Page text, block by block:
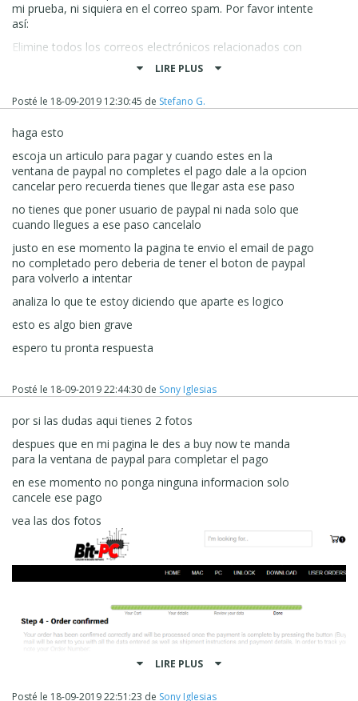
mi prueba, ni siquiera en el correo spam. Por favor intente
así:
Elimine todos los correos electrónicos relacionados con
esto en su cuenta de correo electrónico. Elimine todo el
contenido de su FTP y vuelva a cargar todo el sitio web.
electrónicos? UNo deberìa
Por favor prueba esto y mantenme informado aquí
Gracias
Stefano
LIRE PLUS
Posté le 18-09-2019 12:30:45 de Stefano G.
haga esto
escoja un articulo para pagar y cuando estes en la
ventana de paypal no completes el pago dale a la opcion
cancelar pero recuerda tienes que llegar asta ese paso
no tienes que poner usuario de paypal ni nada solo que
cuando llegues a ese paso cancelalo
justo en ese momento la pagina te envio el email de pago
no completado pero deberia de tener el boton de paypal
para volverlo a intentar
analiza lo que te estoy diciendo que aparte es logico
esto es algo bien grave
espero tu pronta respuesta
Posté le 18-09-2019 22:44:30 de Sony Iglesias
por si las dudas aqui tienes 2 fotos
despues que en mi pagina le des a buy now te manda
para la ventana de paypal para completar el pago
en ese momento no ponga ninguna informacion solo
cancele ese pago
vea las dos fotos
LIRE PLUS
Posté le 18-09-2019 22:51:23 de Sony Iglesias